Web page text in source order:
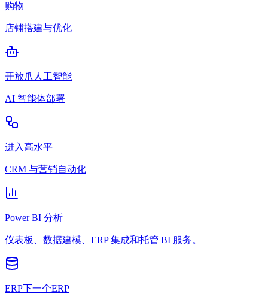
购物
店铺搭建与优化
开放爪人工智能
AI 智能体部署
进入高水平
CRM 与营销自动化
Power BI 分析
仪表板、数据建模、ERP 集成和托管 BI 服务。
ERP下一个ERP